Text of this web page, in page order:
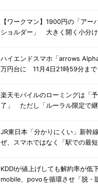
【ワークマン】1900円の「アー
ショルダー」 大きく開く小分
ハイエンドスマホ「arrows
万円台に 11月4日21時59分まで
楽天モバイルのローミングは「
了」 ただし「ルーラル限定で
JR東日本「分かりにくい」新幹
ぜ、スマホではなく「駅での最
KDDIが値上げしても解約率が
mobile、povoを循環させ「脱・